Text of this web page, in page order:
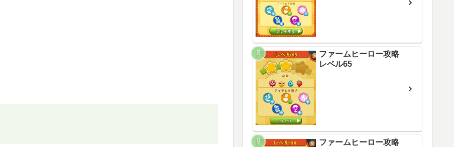
ファームヒーロー攻略
レベル65
ファームヒーロー攻略